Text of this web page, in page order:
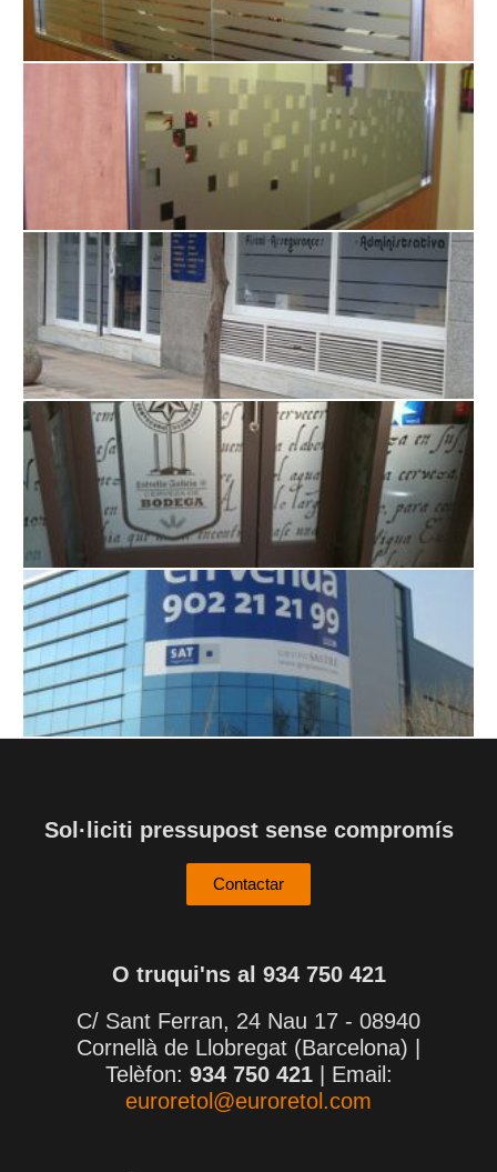
Sol·liciti pressupost sense compromís
Contactar
O truqui'ns al 934 750 421
C/ Sant Ferran, 24 Nau 17 - 08940
Cornellà de Llobregat (Barcelona) |
Telèfon: 934 750 421| Email:
euroretol@euroretol.com